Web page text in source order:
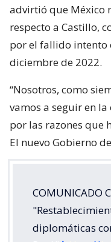
advirtió que México
respecto a Castillo,
por el fallido intento
diciembre de 2022.
“Nosotros, como
vamos a seguir en
por las razones que
El nuevo Gobierno
COMUNICADO
diplomáticas